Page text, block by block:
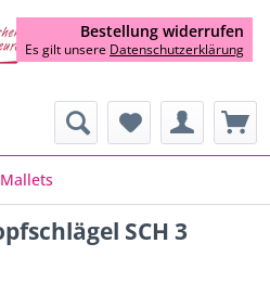
SCH 3
Bestellung widerrufen
Es gilt unsere Datenschutzerklärung